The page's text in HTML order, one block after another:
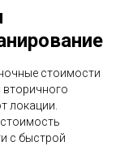
стоимости
вторичного
локации.
с быстрой